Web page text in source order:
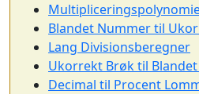
Blandet Nummer til
Lang Divisionsberegner
Ukorrekt Brøk til
Decimal til Procent